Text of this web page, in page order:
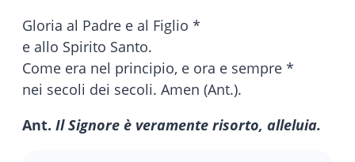
Gloria al Padre e al Figlio *
e allo Spirito Santo.
Come era nel principio, e ora e sempre *
nei secoli dei secoli. Amen (Ant.).
Ant. Il Signore è veramente risorto, alleluia.